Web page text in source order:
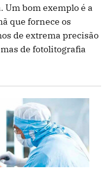
bom exemplo é a
que fornece os
de extrema precisão
de fotolitografia